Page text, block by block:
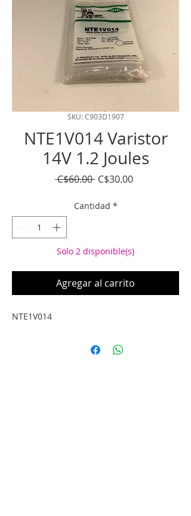
SKU: C903D1907
NTE1V014 Varistor
14V 1.2 Joules
C$60.00 Precio
C$30.00Precio
Cantidad *
Solo 2 disponible(s)
Agregar al carrito
NTE1V014